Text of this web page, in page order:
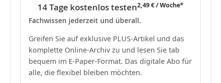
14 Tage kostenlos testen2,49 € / Woche*
Fachwissen jederzeit und überall.
Greifen Sie auf exklusive PLUS-Artikel und das
komplette Online-Archiv zu und lesen Sie tab
bequem im E-Paper-Format. Das digitale Abo für
alle, die flexibel bleiben möchten.